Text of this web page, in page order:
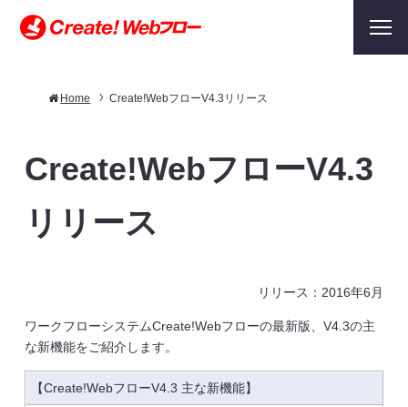
Home Create!WebフローV4.3リリース
Create!WebフローV4.3
リリース
リリース：2016年6月
ワークフローシステムCreate!Webフローの最新版、V4.3の主
な新機能をご紹介します。
【Create!WebフローV4.3 主な新機能】